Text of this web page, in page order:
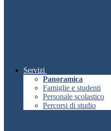
Servizi
Panoramica
Famiglie e studenti
Personale scolastico
Percorsi di studio